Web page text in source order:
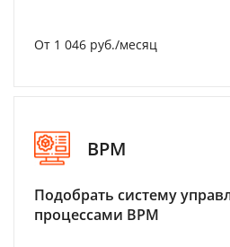
От 1 046 руб./месяц
BPM
Подобрать систему
процессами BPM